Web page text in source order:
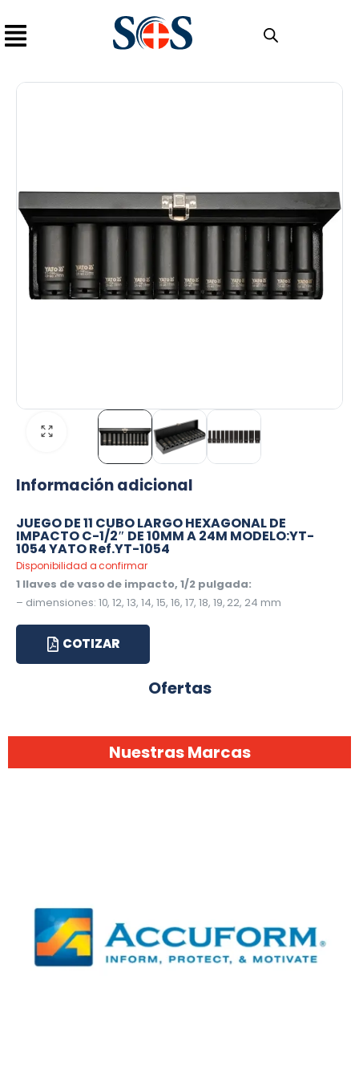
Información adicional
JUEGO DE 11 CUBO LARGO HEXAGONAL DE
IMPACTO C-1/2″ DE 10MM A 24M MODELO:YT-
1054 YATO Ref.YT-1054
Disponibilidad a confirmar
1 llaves de vaso de impacto, 1/2 pulgada:
– dimensiones: 10, 12, 13, 14, 15, 16, 17, 18, 19, 22, 24 mm
COTIZAR
Ofertas
Nuestras Marcas